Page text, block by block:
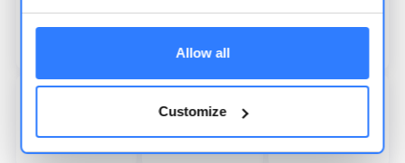
Allow all
Customize